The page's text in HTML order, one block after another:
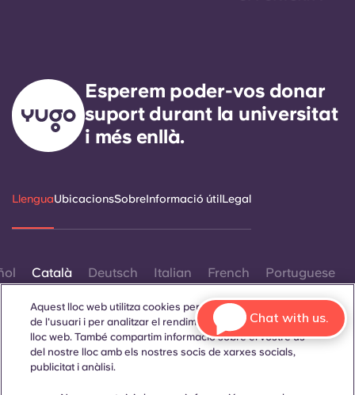
Esperem poder-vos donar
suport durant la universitat
i més enllà.
LlenguaUbicacionsSobreInformació útilLegal
Català Deutsch Italian French Portuguese
Aquest lloc web utilitza cookies per millorar l'experiència
de l'usuari i per analitzar el rendiment i el trànsit al nostre
lloc web. També compartim informació sobre el vostre ús
del nostre lloc amb els nostres socis de xarxes socials,
publicitat i anàlisi.
Chat with us.